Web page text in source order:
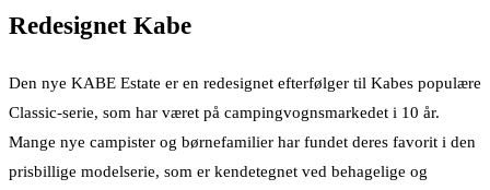
Redesignet Kabe
Den nye KABE Estate er en redesignet efterfølger til Kabes populære
Classic-serie, som har været på campingvognsmarkedet i 10 år.
Mange nye campister og børnefamilier har fundet deres favorit i den
prisbillige modelserie, som er kendetegnet ved behagelige og